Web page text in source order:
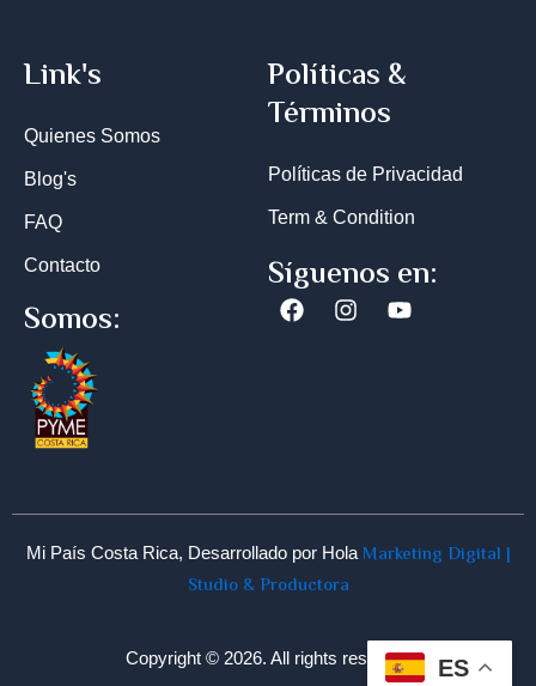
Link's
Quienes Somos
Blog's
FAQ
Contacto
Políticas &
Términos
Políticas de Privacidad
Term & Condition
Síguenos en:
FacebookInstagramYoutube
Somos:
Mi País Costa Rica, Desarrollado por Hola Marketing Digital |
Studio & Productora
Copyright © 2026. All rights reserved ES